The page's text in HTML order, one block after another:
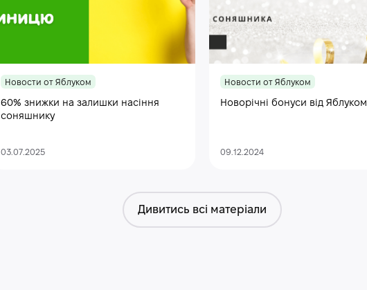
Новости от Яблуком
60% знижки на залишки насіння
соняшнику
03.07.2025
Новости от Яблуком
Новорічні бонуси від Яблуком
09.12.2024
Дивитись всі матеріали